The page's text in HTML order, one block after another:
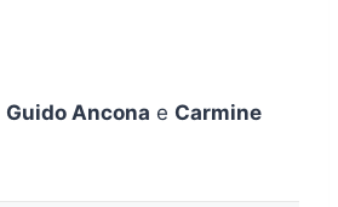
Guido Ancona e Carmine